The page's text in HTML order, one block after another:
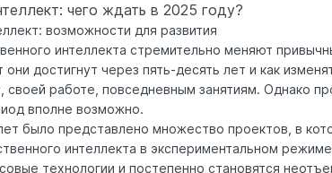
чего ждать в 2025 году?
возможности для развития
интеллекта стремительно меняют
они достигнут через пять-десять лет и как
работе, повседневным занятиям. Однако
вполне возможно.
было представлено множество проектов, в
интеллекта в экспериментальном
технологии и постепенно становятся